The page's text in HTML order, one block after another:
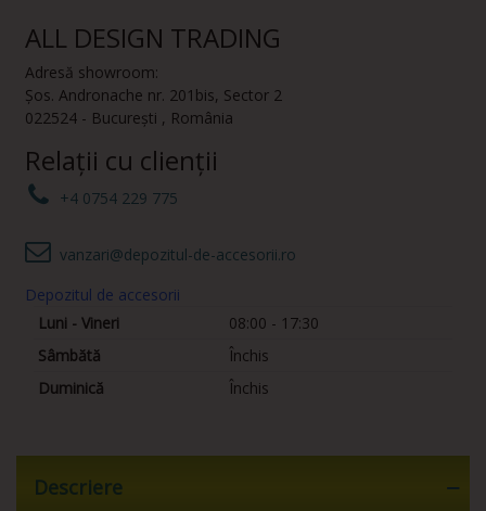
ALL DESIGN TRADING
Adresă showroom:
Șos. Andronache nr. 201bis, Sector 2
022524 - București , România
Relații cu clienții
+4 0754 229 775
vanzari@depozitul-de-accesorii.ro
Depozitul de accesorii
Luni - Vineri
08:00 - 17:30
Sâmbătă
Închis
Duminică
Închis
Descriere